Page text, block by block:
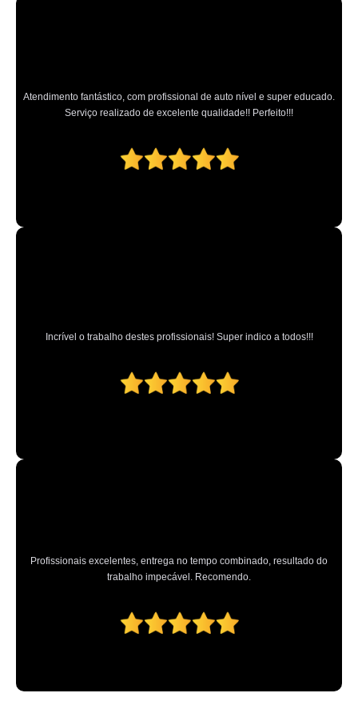
higienização automotiva interna valores ABCD
quanto custa higienização interna de carros Alphaville Industrial
lavagem interna de carros Jaçanã
lavagens internas de veículos Parque Novo Mundo
quanto custa higienização interna automotiva Vila Guilherme
quanto custa higienização interna veicular Osvaldo Cruz
quanto custa lavagem interna automotiva Taubaté
empresa de lavagem interna automotiva ABCD
higienização interna veicular valores Parque Vitória
higienização interna de veículos Barro Branco
Atendimento fantástico, com profissional de auto nível e super educado.
Serviço realizado de excelente qualidade!! Perfeito!!!
Incrível o trabalho destes profissionais! Super indico a todos!!!
Profissionais excelentes, entrega no tempo combinado, resultado do
trabalho impecável. Recomendo.